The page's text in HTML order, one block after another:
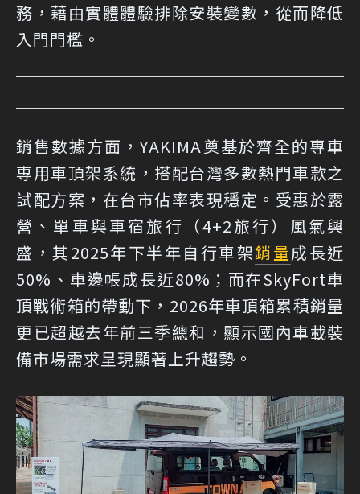
務，藉由實體體驗排除安裝變數，從而降低
入門門檻。
銷售數據方面，YAKIMA奠基於齊全的專車
專用車頂架系統，搭配台灣多數熱門車款之
試配方案，在台市佔率表現穩定。受惠於露
營、單車與車宿旅行（4+2旅行）風氣興
盛，其2025年下半年自行車架銷量成長近
50%、車邊帳成長近80%；而在SkyFort車
頂戰術箱的帶動下，2026年車頂箱累積銷量
更已超越去年前三季總和，顯示國內車載裝
備市場需求呈現顯著上升趨勢。